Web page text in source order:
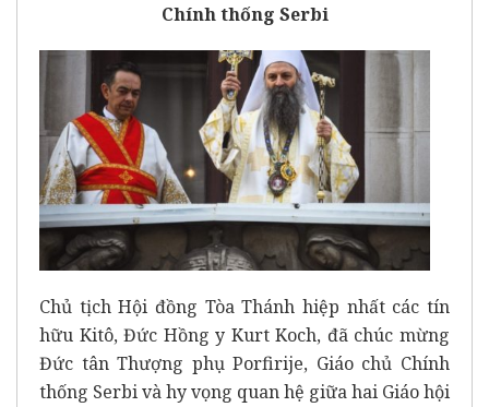
Chính thống Serbi
Chủ tịch Hội đồng Tòa Thánh hiệp nhất các tín
hữu Kitô, Đức Hồng y Kurt Koch, đã chúc mừng
Đức tân Thượng phụ Porfirije, Giáo chủ Chính
thống Serbi và hy vọng quan hệ giữa hai Giáo hội